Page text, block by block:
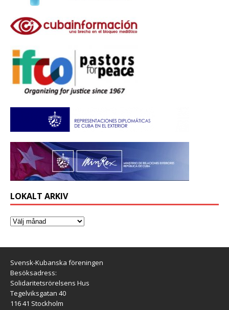
LOKALT ARKIV
Svensk-Kubanska föreningen
Besöksadress:
Solidaritetsrörelsens Hus
Tegelviksgatan 40
116 41 Stockholm